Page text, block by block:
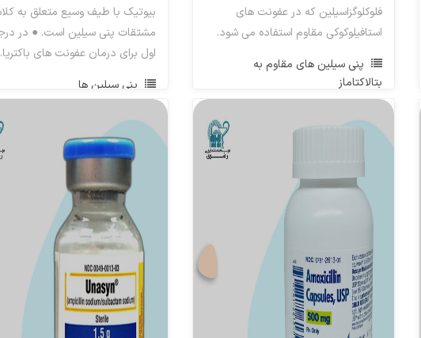
فلوکلوگزاسیلین که در عفونت های
استافیلوکوکی مقاوم استفاده می شود.
پنی سیلین های مقاوم به
بتالاکتاماز
بیوتیک با طیف وسیع متعلق به
مشتقات پنی سیلین است. ● در
اول برای درمان عفونت های
پنی سیلین ها